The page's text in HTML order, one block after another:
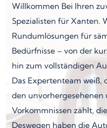
Willkommen Bei Ihren
Spezialisten für Xanten.
Rundumlösungen für
Bedürfnisse – von der
hin zum vollständigen
Das Expertenteam weiß,
den unvorhergesehenen
Vorkommnissen zählt,
Deswegen haben die